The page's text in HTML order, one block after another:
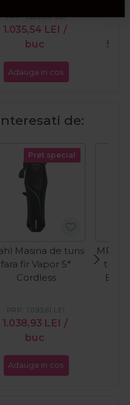
1.035,54 LEI /
buc
PRP:1.282,00LEI
Adauga in cos
de:
Pret special
Masina de tuns
fara fir Vapor 5*
Cordless
1.038,93 LEI /
buc
PRP: 1.093,61 LEI
Adauga in cos
MRD
tuns